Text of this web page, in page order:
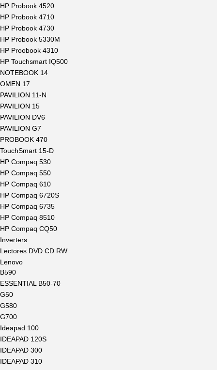
HP Probook 4520
HP Probook 4710
HP Probook 4730
HP Probook 5330M
HP Proobook 4310
HP Touchsmart IQ500
NOTEBOOK 14
OMEN 17
PAVILION 11-N
PAVILION 15
PAVILION DV6
PAVILION G7
PROBOOK 470
TouchSmart 15-D
HP Compaq 530
HP Compaq 550
HP Compaq 610
HP Compaq 6720S
HP Compaq 6735
HP Compaq 8510
HP Compaq CQ50
Inverters
Lectores DVD CD RW
Lenovo
B590
ESSENTIAL B50-70
G50
G580
G700
Ideapad 100
IDEAPAD 120S
IDEAPAD 300
IDEAPAD 310